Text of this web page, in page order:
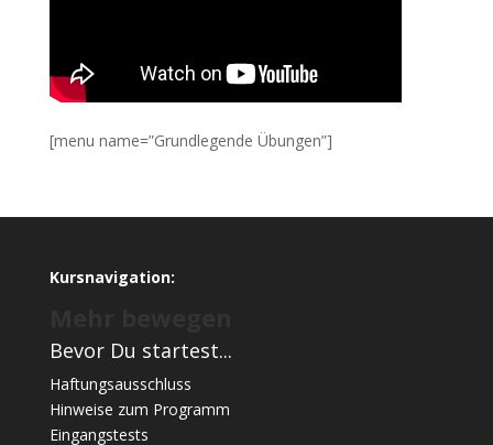
[menu name=”Grundlegende Übungen”]
Kursnavigation:
Bevor Du startest...
Haftungsausschluss
Hinweise zum Programm
Eingangstests